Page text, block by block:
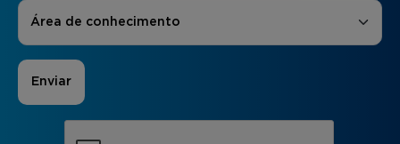
Áreas de Interesse
Área de conhecimento